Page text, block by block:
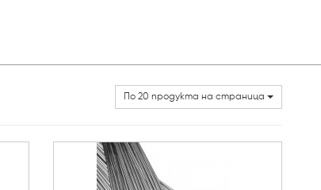
По 20 продукта на страница